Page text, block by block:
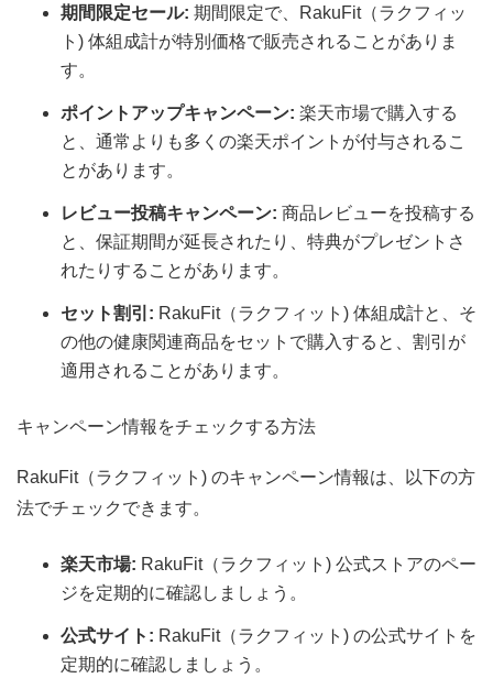
期間限定セール: 期間限定で、RakuFit（ラクフィッ
ト) 体組成計が特別価格で販売されることがありま
す。
ポイントアップキャンペーン: 楽天市場で購入する
と、通常よりも多くの楽天ポイントが付与されるこ
とがあります。
レビュー投稿キャンペーン: 商品レビューを投稿する
と、保証期間が延長されたり、特典がプレゼントさ
れたりすることがあります。
セット割引: RakuFit（ラクフィット) 体組成計と、そ
の他の健康関連商品をセットで購入すると、割引が
適用されることがあります。
キャンペーン情報をチェックする方法
RakuFit（ラクフィット) のキャンペーン情報は、以下の方
法でチェックできます。
楽天市場: RakuFit（ラクフィット) 公式ストアのペー
ジを定期的に確認しましょう。
公式サイト: RakuFit（ラクフィット) の公式サイトを
定期的に確認しましょう。